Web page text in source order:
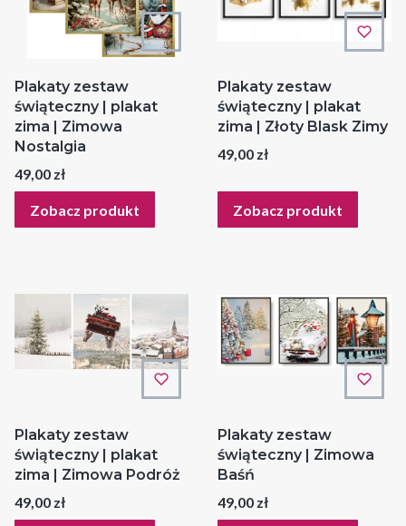
Plakaty zestaw
świąteczny | plakat
zima | Zimowa
Nostalgia
Cena
49,00 zł
Zobacz produkt
Plakaty zestaw
świąteczny | plakat
zima | Złoty Blask Zimy
Cena
49,00 zł
Zobacz produkt
Plakaty zestaw
świąteczny | plakat
zima | Zimowa Podróż
Cena
49,00 zł
Plakaty zestaw
świąteczny | Zimowa
Baśń
Cena
49,00 zł